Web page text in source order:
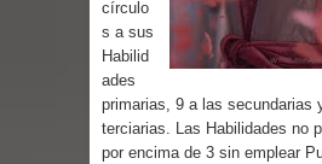
Cuentos
círculo
s a sus
Habilid
ades
primarias, 9 a las secundarias
terciarias. Las Habilidades no
por encima de 3 sin emplear